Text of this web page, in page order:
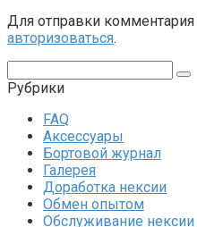
Для отправки
авторизоваться.
Рубрики
FAQ
Аксессуары
Бортовой журнал
Галерея
Доработка нексии
Обмен опытом
Обслуживание нексии